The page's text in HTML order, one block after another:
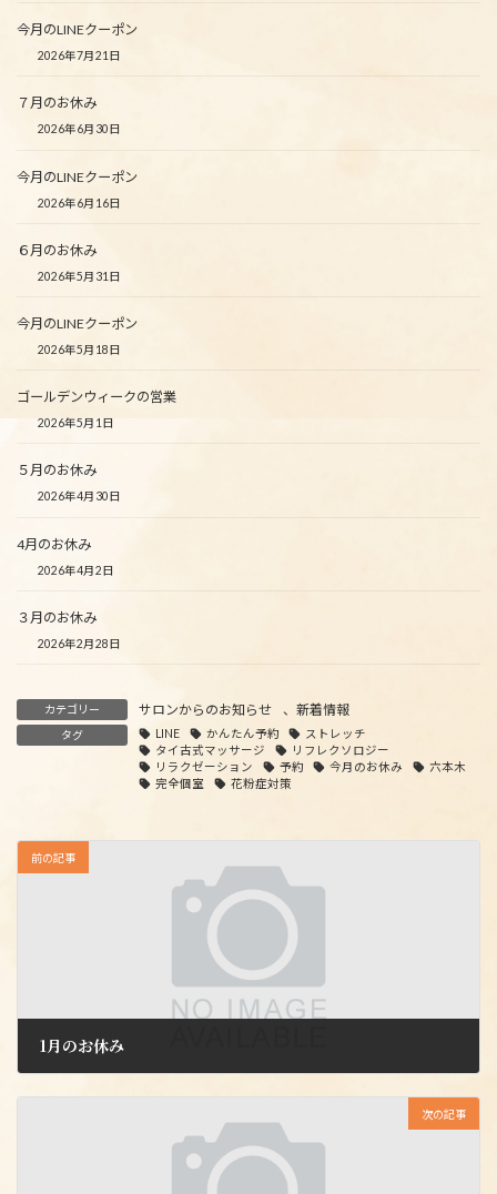
今月のLINEクーポン
2026年7月21日
７月のお休み
2026年6月30日
今月のLINEクーポン
2026年6月16日
６月のお休み
2026年5月31日
今月のLINEクーポン
2026年5月18日
ゴールデンウィークの営業
2026年5月1日
５月のお休み
2026年4月30日
4月のお休み
2026年4月2日
３月のお休み
2026年2月28日
カテゴリー サロンからのお知らせ 、 新着情報
タグ LINE かんたん予約
ストレッチ
タイ古式マッサージ
リフレクソロジー
リラクゼーション
予約 今月のお休み
六本木
完全個室
花粉症対策
前の記事
1月のお休み
次の記事